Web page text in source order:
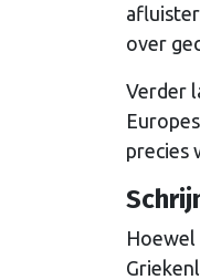
over
Verder
precies
Hoewel